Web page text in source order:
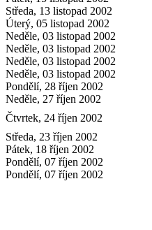
Středa, 13 listopad 2002
Úterý, 05 listopad 2002
Neděle, 03 listopad 2002
Neděle, 03 listopad 2002
Neděle, 03 listopad 2002
Neděle, 03 listopad 2002
Pondělí, 28 říjen 2002
Neděle, 27 říjen 2002
Čtvrtek, 24 říjen 2002
Středa, 23 říjen 2002
Pátek, 18 říjen 2002
Pondělí, 07 říjen 2002
Pondělí, 07 říjen 2002